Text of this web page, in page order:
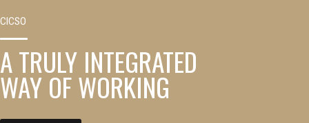
A TRULY INTEGRATED
WAY OF WORKING